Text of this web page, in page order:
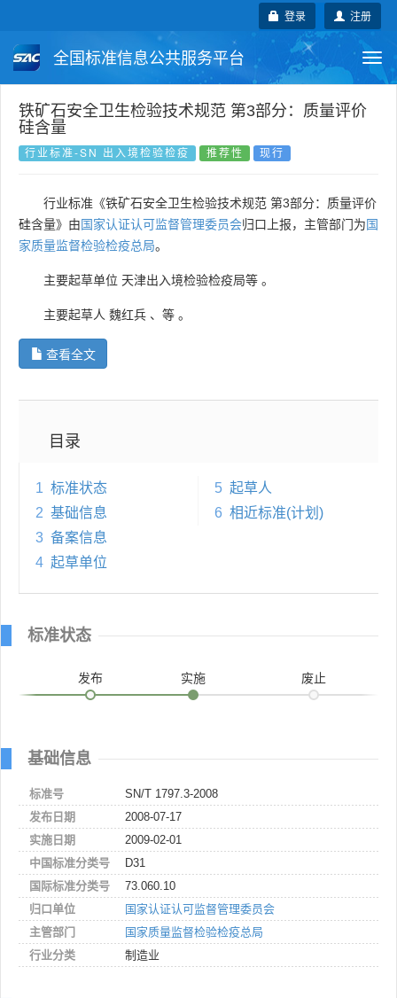
注册
登录
全国标准信息公共服务平台
国家标准 行业标准 地方标准
团体标准 企业标准
国外标准 技术委员会
铁矿石安全卫生检验技术规范 第3部分：质量评价
硅含量
行业标准-SN 出入境检验检疫 推荐性 现行
行业标准《铁矿石安全卫生检验技术规范 第3部分：质量评价
硅含量》由国家认证认可监督管理委员会归口上报，主管部门为国
家质量监督检验检疫总局。
主要起草单位 天津出入境检验检疫局等 。
主要起草人 魏红兵 、 等 。
查看全文
目录
1 标准状态
2 基础信息
3 备案信息
4 起草单位
5 起草人
6 相近标准(计划)
标准状态
发布 实施 废止
基础信息
标准号
SN/T 1797.3-2008
发布日期
2008-07-17
实施日期
2009-02-01
中国标准分类号
D31
国际标准分类号
73.060.10
归口单位
国家认证认可监督管理委员会
主管部门
国家质量监督检验检疫总局
行业分类
制造业